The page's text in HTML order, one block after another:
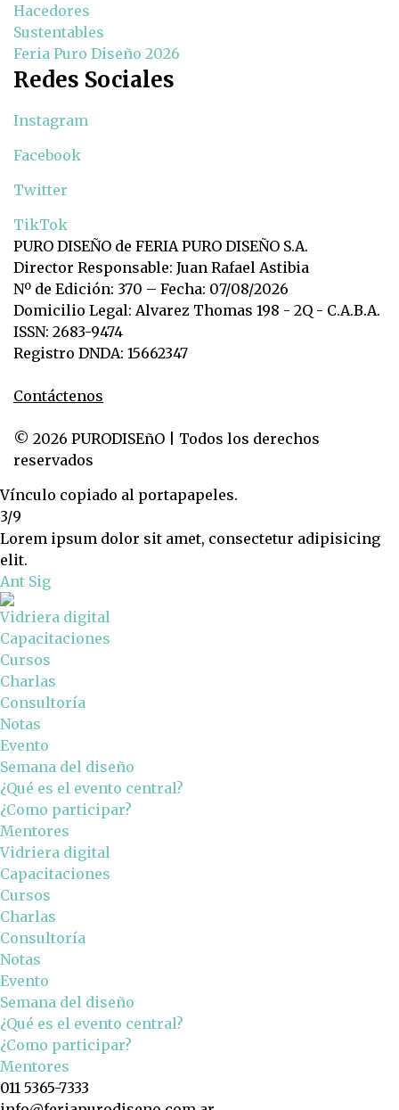
Hacedores
Sustentables
Feria Puro Diseño 2026
Redes Sociales
Instagram
Facebook
Twitter
TikTok
PURO DISEÑO de FERIA PURO DISEÑO S.A.
Director Responsable: Juan Rafael Astibia
Nº de Edición: 370 – Fecha: 07/08/2026
Domicilio Legal: Alvarez Thomas 198 - 2Q - C.A.B.A.
ISSN: 2683-9474
Registro DNDA: 15662347
Contáctenos
© 2026 PURODISEñO | Todos los derechos
reservados
Vínculo copiado al portapapeles.
3/9
Lorem ipsum dolor sit amet, consectetur adipisicing
elit.
Ant Sig
Vidriera digital
Capacitaciones
Cursos
Charlas
Consultoría
Notas
Evento
Semana del diseño
¿Qué es el evento central?
¿Como participar?
Mentores
Vidriera digital
Capacitaciones
Cursos
Charlas
Consultoría
Notas
Evento
Semana del diseño
¿Qué es el evento central?
¿Como participar?
Mentores
011 5365-7333